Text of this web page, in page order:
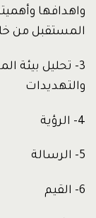
واهدافها
المستقبل من
3- تحليل بيئة
والتهديدات
4- الرؤية
5- الرسالة
6- القيم